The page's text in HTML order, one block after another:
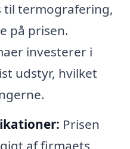
til termografering,
på prisen.
investerer i
udstyr, hvilket
Prisen
af firmaets